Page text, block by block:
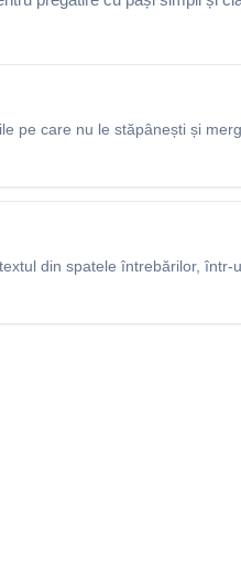
pe care nu le stăpânești și
din spatele întrebărilor, într-